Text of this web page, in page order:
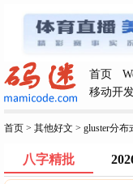
首页
移动开
首页 > 其他好文 > gluster分
八字精批